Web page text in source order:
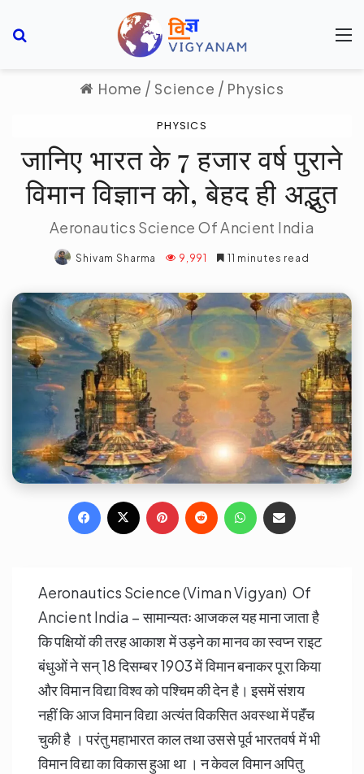
Home / Science / Physics
PHYSICS
जानिए भारत के 7 हजार वर्ष पुराने
विमान विज्ञान को, बेहद ही अद्भुत
Aeronautics Science Of Ancient India
Shivam Sharma 9,991 11 minutes read
Facebook Pinterest
Reddit WhatsApp
Aeronautics Science (Viman Vigyan) Of
Ancient India – सामान्यतः आजकल यह माना जाता है
कि पक्षियों की तरह आकाश में उड़ने का मानव का स्वप्न राइट
बंधुओं ने सन्‌ 18 दिसम्बर 1903 में विमान बनाकर पूरा किया
और विमान विद्या विश्व को पश्चिम की देन है। इसमें संशय
नहीं कि आज विमान विद्या अत्यंत विकसित अवस्था में पहॅंच
चुकी है । परंतु महाभारत काल तथा उससे पूर्व भारतवर्ष में भी
विमान विद्या का विकास हुआ था । न केवल विमान अपितु